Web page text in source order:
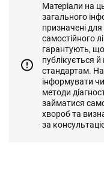
Матеріали на
загального
призначені
самостійного
гарантують,
публікується
стандартам.
інформувати
методи
займатися
хвороб та
за